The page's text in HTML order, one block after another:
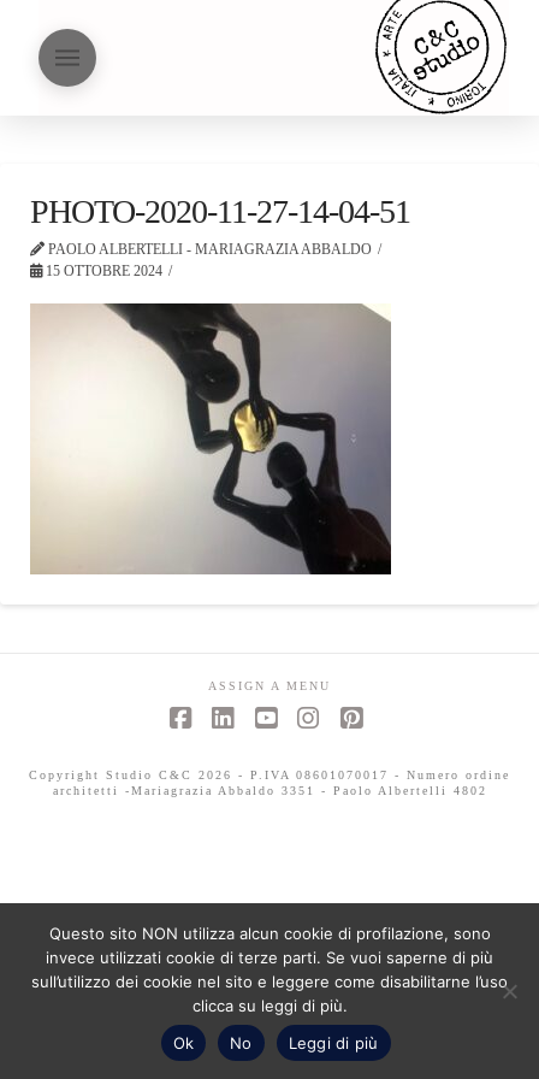
PHOTO-2020-11-27-14-04-51
PAOLO ALBERTELLI - MARIAGRAZIA ABBALDO
15 OTTOBRE 2024
ASSIGN A MENU
Copyright Studio C&C 2026 - P.IVA 08601070017 - Numero ordine
architetti -Mariagrazia Abbaldo 3351 - Paolo Albertelli 4802
Questo sito NON utilizza alcun cookie di profilazione, sono
invece utilizzati cookie di terze parti. Se vuoi saperne di più
sull’utilizzo dei cookie nel sito e leggere come disabilitarne l’uso
clicca su leggi di più.
Ok
No Leggi di più